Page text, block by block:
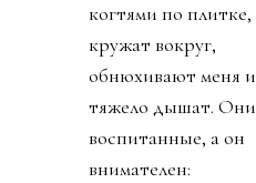
когтями по плитке,
кружат вокруг,
обнюхивают меня и
тяжело дышат. Они
воспитанные, а он
внимателен: